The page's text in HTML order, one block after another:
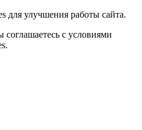
улучшения работы сайта.
с условиями